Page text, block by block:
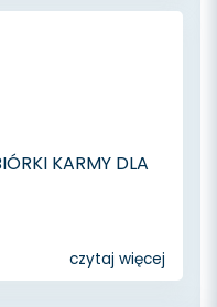
KARMY DLA
czytaj więcej